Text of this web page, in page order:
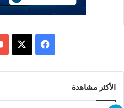
فيسبوك
الأكثر مشاهدة